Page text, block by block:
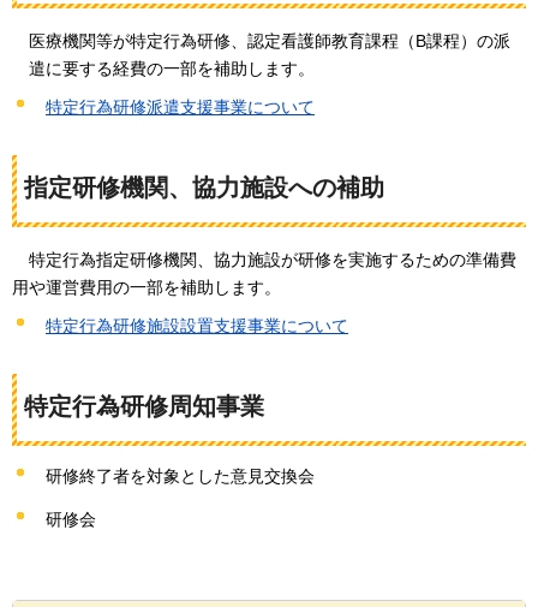
医療機関等が特定行為研修、認定看護師教育課程（B課程）の派
遣に要する経費の一部を補助します。
特定行為研修派遣支援事業について
指定研修機関、協力施設への補助
特定行為指定研修機関、協力施設が研修を実施するための準備費
用や運営費用の一部を補助します。
特定行為研修施設設置支援事業について
特定行為研修周知事業
研修終了者を対象とした意見交換会
研修会